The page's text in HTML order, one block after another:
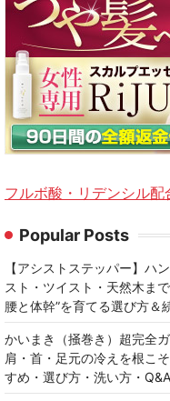
フルボ酸・リデンシル配
Popular Posts
【アシストステッパー】ハ
スト・ツイスト・天然木ま
腰と体幹”を育てる選び方＆
かいまき（掻巻き）超完全
肩・首・足元の冷えを根こ
すめ・選び方・洗い方・